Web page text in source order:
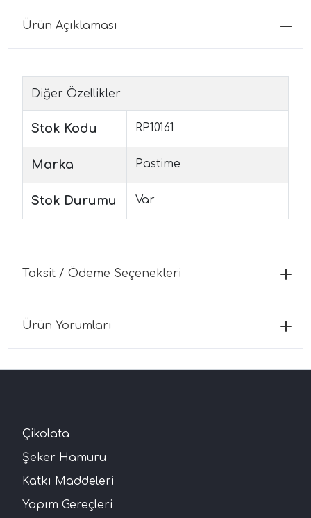
Ürün Açıklaması
Diğer Özellikler
Stok Kodu RP10161
Marka Pastime
Stok Durumu Var
Taksit / Ödeme Seçenekleri
Ürün Yorumları
Çikolata
Şeker Hamuru
Katkı Maddeleri
Yapım Gereçleri